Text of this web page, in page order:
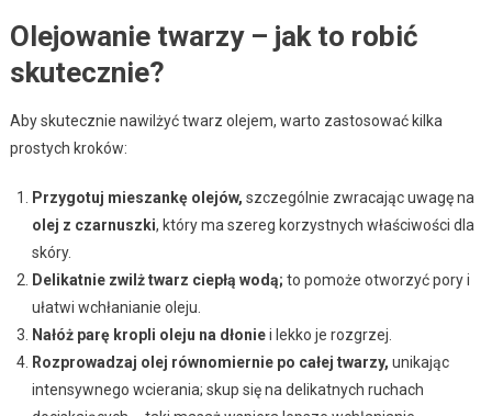
Olejowanie twarzy – jak to robić
skutecznie?
Aby skutecznie nawilżyć twarz olejem, warto zastosować kilka
prostych kroków:
Przygotuj mieszankę olejów, szczególnie zwracając uwagę na
olej z czarnuszki, który ma szereg korzystnych właściwości dla
skóry.
Delikatnie zwilż twarz ciepłą wodą; to pomoże otworzyć pory i
ułatwi wchłanianie oleju.
Nałóż parę kropli oleju na dłoniei lekko je rozgrzej.
Rozprowadzaj olej równomiernie po całej twarzy, unikając
intensywnego wcierania; skup się na delikatnych ruchach